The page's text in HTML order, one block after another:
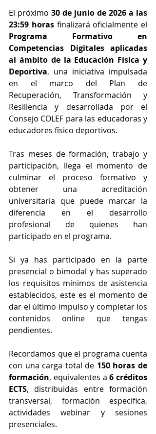
El próximo 30 de junio de 2026 a las
23:59 horas
Programa Formativo en
Competencias Digitales aplicadas
al ámbito de la Educación Física y
Deportiva, una iniciativa impulsada
en el marco del Plan de
Recuperación, Transformación y
Resiliencia y desarrollada por el
Consejo COLEF para las educadoras y
educadores físico deportivos.
Tras meses de formación, trabajo y
participación, llega el momento de
culminar el proceso formativo y
obtener una acreditación
universitaria que puede marcar la
diferencia en el desarrollo
profesional de quienes han
participado en el programa.
Si ya has participado en la parte
presencial o bimodal y has superado
los requisitos mínimos de asistencia
establecidos, este es el momento de
dar el último impulso y completar los
contenidos online que tengas
pendientes.
Recordamos que el programa cuenta
con una carga total de 150 horas de
formación, equivalentes a 6 créditos
ECTS, distribuidas entre formación
transversal, formación específica,
actividades webinar y sesiones
presenciales.